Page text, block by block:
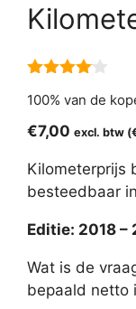
5
100% van de
€7,00 excl. btw (
Kilometerprijs
besteedbaar
Editie: 2018 –
Wat is de
bepaald netto